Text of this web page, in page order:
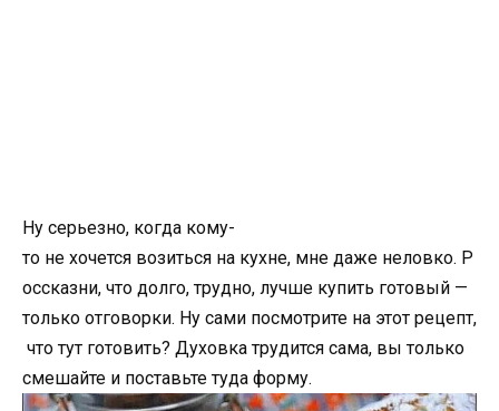
Ну серьезно, когда кому-
то не хочется возиться на кухне, мне даже неловко. Р
оссказни, что долго, трудно, лучше купить готовый —
только отговорки. Ну сами посмотрите на этот рецепт,
что тут готовить? Духовка трудится сама, вы только
смешайте и поставьте туда форму.